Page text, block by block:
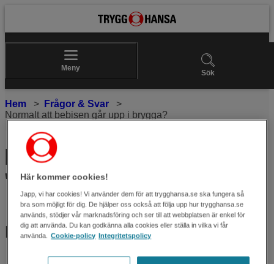
Meny
Sök
Hem
Frågor & Svar
Normalt att bebisen går upp i brygga?
Normalt att bebisen går upp i
"brygga"?
Fråga:
Här kommer cookies!
Japp, vi har cookies! Vi använder dem för att trygghansa.se ska fungera så
bra som möjligt för dig. De hjälper oss också att följa upp hur trygghansa.se
används, stödjer vår marknadsföring och ser till att webbplatsen är enkel för
dig att använda. Du kan godkänna alla cookies eller ställa in vilka vi får
använda. Cookie-policy Integritetspolicy